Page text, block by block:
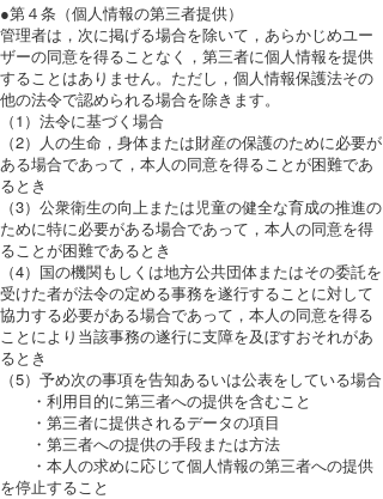
●第４条（個人情報の第三者提供）
管理者は，次に掲げる場合を除いて，あらかじめユー
ザーの同意を得ることなく，第三者に個人情報を提供
することはありません。ただし，個人情報保護法その
他の法令で認められる場合を除きます。
（1）法令に基づく場合
（2）人の生命，身体または財産の保護のために必要が
ある場合であって，本人の同意を得ることが困難であ
るとき
（3）公衆衛生の向上または児童の健全な育成の推進の
ために特に必要がある場合であって，本人の同意を得
ることが困難であるとき
（4）国の機関もしくは地方公共団体またはその委託を
受けた者が法令の定める事務を遂行することに対して
協力する必要がある場合であって，本人の同意を得る
ことにより当該事務の遂行に支障を及ぼすおそれがあ
るとき
（5）予め次の事項を告知あるいは公表をしている場合
・利用目的に第三者への提供を含むこと
・第三者に提供されるデータの項目
・第三者への提供の手段または方法
・本人の求めに応じて個人情報の第三者への提供
を停止すること